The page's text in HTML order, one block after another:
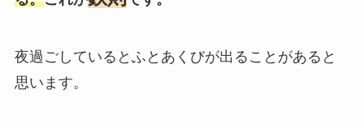
夜過ごしているとふとあくびが出ることがあると
思います。